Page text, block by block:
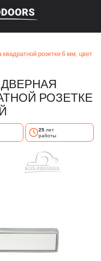
розетке 6 мм, цвет
ДВЕРНАЯ
РОЗЕТКЕ
25лет
работы